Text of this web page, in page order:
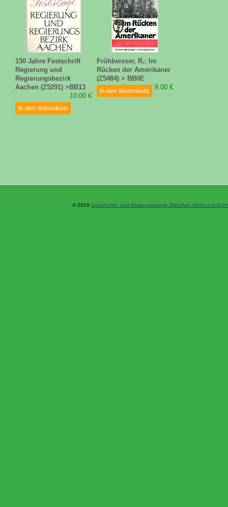
150 Jahre Festschrift
Regierung und
Regierungsbezirk
Aachen (Z5291) >BB13
10.00 €
In den Warenkorb
Frühbeisser, R.: Im
Rücken der Amerikaner
(Z5484) > BB0E
9.00 €
In den Warenkorb
© 2026 Geschichts- und Museumsverein Zwischen Venn und